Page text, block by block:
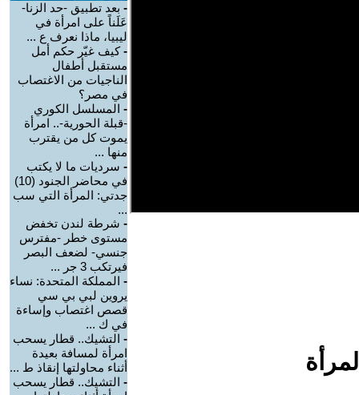
- بعد تطبيق -حد الزنا-
عَلَناً على امرأة في
ليبيا، ماذا نعرف ع ...
-كيف غيّر حكم أمل
مستقبل أطفال
الناجيات من الاغتصاب
في مصر؟
- المسلسل الكوري
-قبلة الحورية-.. امرأة
يموت كل من يقترب
منها ...
- سرديات ما لا يكتب
في محاضر الجنود (10)
جدتي: المرأة التي سب
...
- شرطة لندن تخفض
مستوى خطر -مفترس
جنسي- لضعف البصر
فيرتكب 3 جر ...
- المملكة المتحدة: نساء
يروين لبي بي سي
قصص اغتصاب وإساءة
في ك ...
- التشيك.. قطار يسحب
امرأة لمسافة بعيدة
أثناء محاولتها إنقاذ ط ...
- التشيك.. قطار يسحب